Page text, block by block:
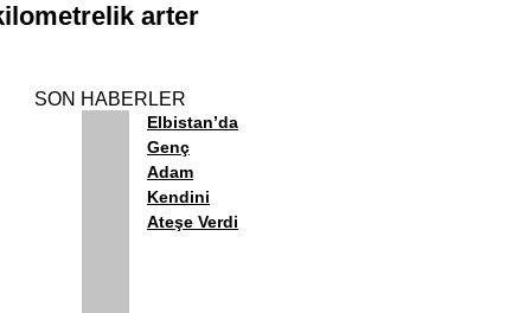
arter
SON HABERLER
Elbistan’da
Genç
Adam
Kendini
Ateşe Verdi